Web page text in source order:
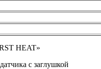
HEAT»
с заглушкой